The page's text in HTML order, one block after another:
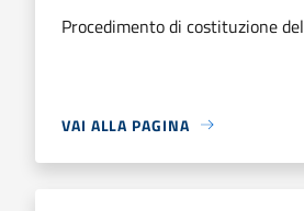
Procedimento di costituzione
VAI ALLA PAGINA